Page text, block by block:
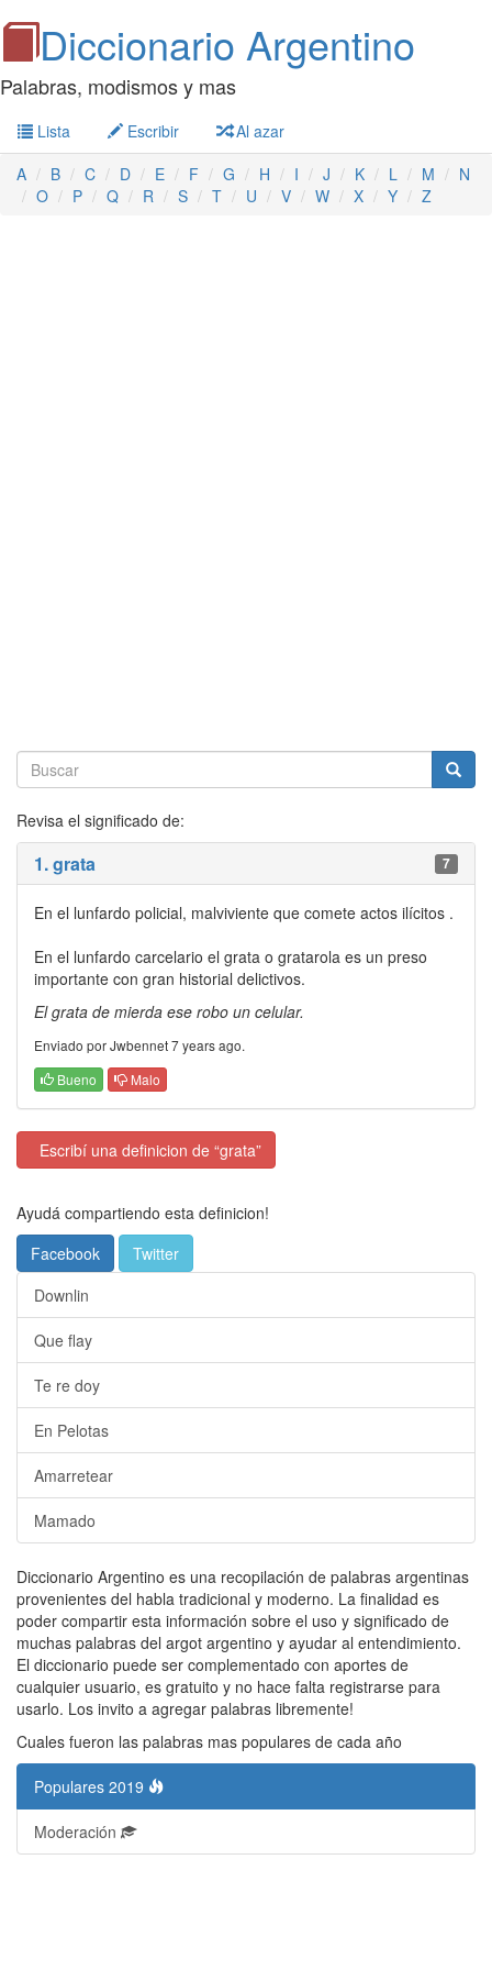
Diccionario Argentino
Palabras, modismos y mas
Lista Escribir
Al azar
A
B C D E F G H I J K L M
N
O
P Q R S T U V W X Y Z
Revisa el significado de:
1. grata 7
En el lunfardo policial, malviviente que comete actos ilícitos .
En el lunfardo carcelario el grata o gratarola es un preso
importante con gran historial delictivos.
El grata de mierda ese robo un celular.
Enviado por Jwbennet 7 years ago.
Bueno
Malo
Escribí una definicion de “grata”
Ayudá compartiendo esta definicion!
Facebook
Twitter
Downlin
Que flay
Te re doy
En Pelotas
Amarretear
Mamado
Diccionario Argentino es una recopilación de palabras argentinas
provenientes del habla tradicional y moderno. La finalidad es
poder compartir esta información sobre el uso y significado de
muchas palabras del argot argentino y ayudar al entendimiento.
El diccionario puede ser complementado con aportes de
cualquier usuario, es gratuito y no hace falta registrarse para
usarlo. Los invito a agregar palabras libremente!
Cuales fueron las palabras mas populares de cada año
Populares 2019
Moderación